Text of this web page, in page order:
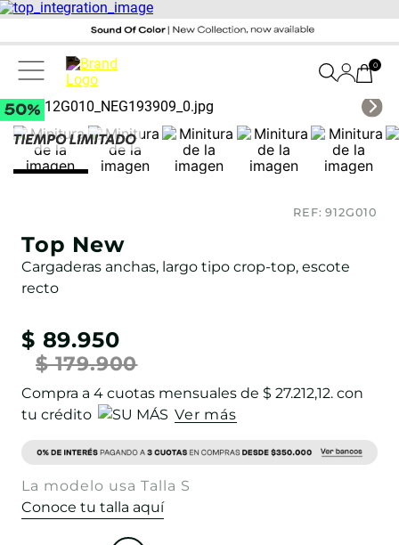
0
REF:912G010
Top New
Cargaderas anchas, largo tipo crop-top, escote
recto
$ 89.950
$ 179.900
Compra a 4 cuotas mensuales de $ 27.212,12. con
tu crédito
Ver más
La modelo usa Talla S
Conoce tu talla aquí